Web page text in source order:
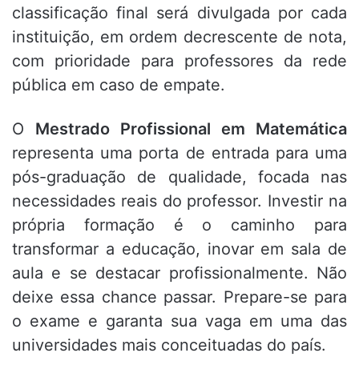
classificação final será divulgada por cada
instituição, em ordem decrescente de nota,
com prioridade para professores da rede
pública em caso de empate.
O Mestrado Profissional em Matemática
representa uma porta de entrada para uma
pós-graduação de qualidade, focada nas
necessidades reais do professor. Investir na
própria formação é o caminho para
transformar a educação, inovar em sala de
aula e se destacar profissionalmente. Não
deixe essa chance passar. Prepare-se para
o exame e garanta sua vaga em uma das
universidades mais conceituadas do país.